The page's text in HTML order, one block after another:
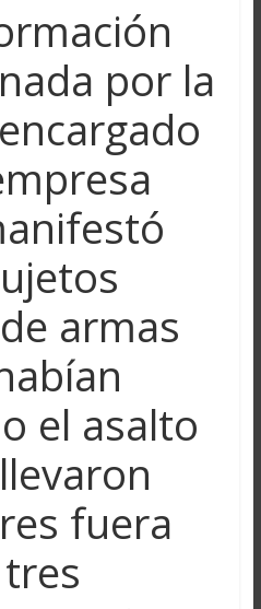
por la
armas
el asalto
fuera